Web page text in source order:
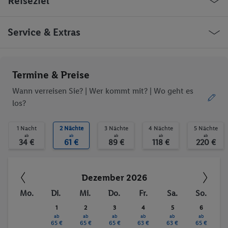
Empfangshalle
WLAN-Internet
Massage
Fitnessstudio
Massagen
Griechenland Athen Agiou Konstantinou
Service & Extras
entspricht, erfrage bitte vor der Buchung im Service Center.
Termine & Preise
Wann verreisen Sie? | Wer kommt mit? | Wo geht es
los?
1 Nacht
ab
34 €
2 Nächte
ab
61 €
3 Nächte
ab
89 €
4 Nächte
ab
118 €
5 Nächte
ab
220 €
Dezember 2026
Mo. Di. Mi. Do. Fr. Sa. So.
1
ab
65 €
2
ab
65 €
3
ab
65 €
4
ab
63 €
5
ab
63 €
6
ab
65 €